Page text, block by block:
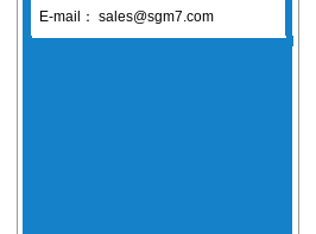
E-mail： sales@sgm7.com